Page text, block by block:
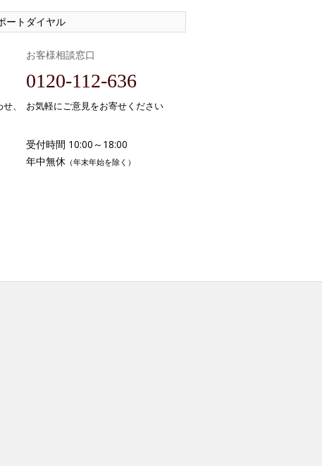
ートダイヤル
、
お客様相談窓口
0120-112-636
お気軽にご意見をお寄せください
受付時間 10:00～18:00
年中無休 （年末年始を除く）